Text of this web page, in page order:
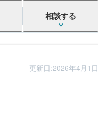
相談する
更新日:2026年4月1日